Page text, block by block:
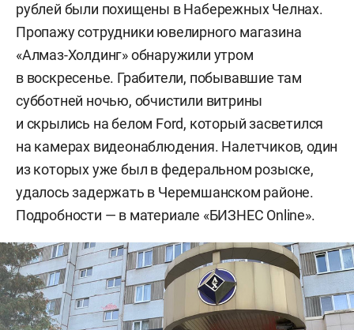
рублей были похищены в Набережных Челнах.
Пропажу сотрудники ювелирного магазина
«Алмаз-Холдинг» обнаружили утром
в воскресенье. Грабители, побывавшие там
субботней ночью, обчистили витрины
и скрылись на белом Ford, который засветился
на камерах видеонаблюдения. Налетчиков, один
из которых уже был в федеральном розыске,
удалось задержать в Черемшанском районе.
Подробности — в материале «БИЗНЕС Online».